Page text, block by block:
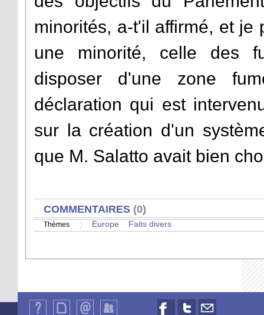
minorités, a-t'il affirmé, et
une minorité, celle des
disposer d'une zone
déclaration qui est
sur la création d'un
que M. Salatto avait bien
AFFICHER
COMMENTAIRES (0)
Thèmes Europe Faits divers